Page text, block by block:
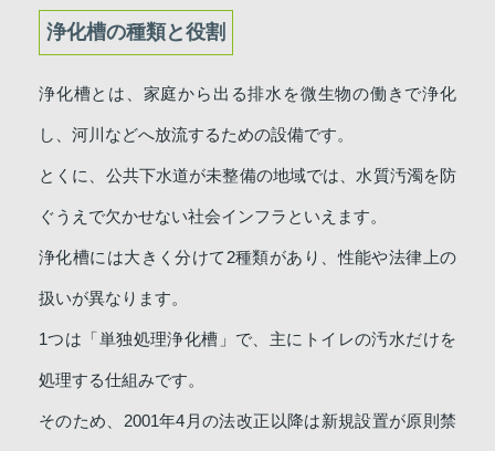
浄化槽の種類と役割
浄化槽とは、家庭から出る排水を微生物の働きで浄化
し、河川などへ放流するための設備です。
とくに、公共下水道が未整備の地域では、水質汚濁を防
ぐうえで欠かせない社会インフラといえます。
浄化槽には大きく分けて2種類があり、性能や法律上の
扱いが異なります。
1つは「単独処理浄化槽」で、主にトイレの汚水だけを
処理する仕組みです。
そのため、2001年4月の法改正以降は新規設置が原則禁